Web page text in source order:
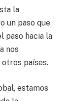
la
un paso que
paso hacia la
nos
países.
estamos